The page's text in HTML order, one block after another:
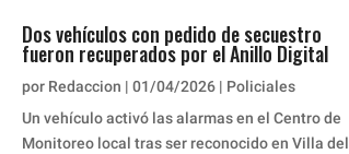
Dos vehículos con pedido de secuestro
fueron recuperados por el Anillo Digital
por Redaccion | 01/04/2026| Policiales
Un vehículo activó las alarmas en el Centro de
Monitoreo local tras ser reconocido en Villa del